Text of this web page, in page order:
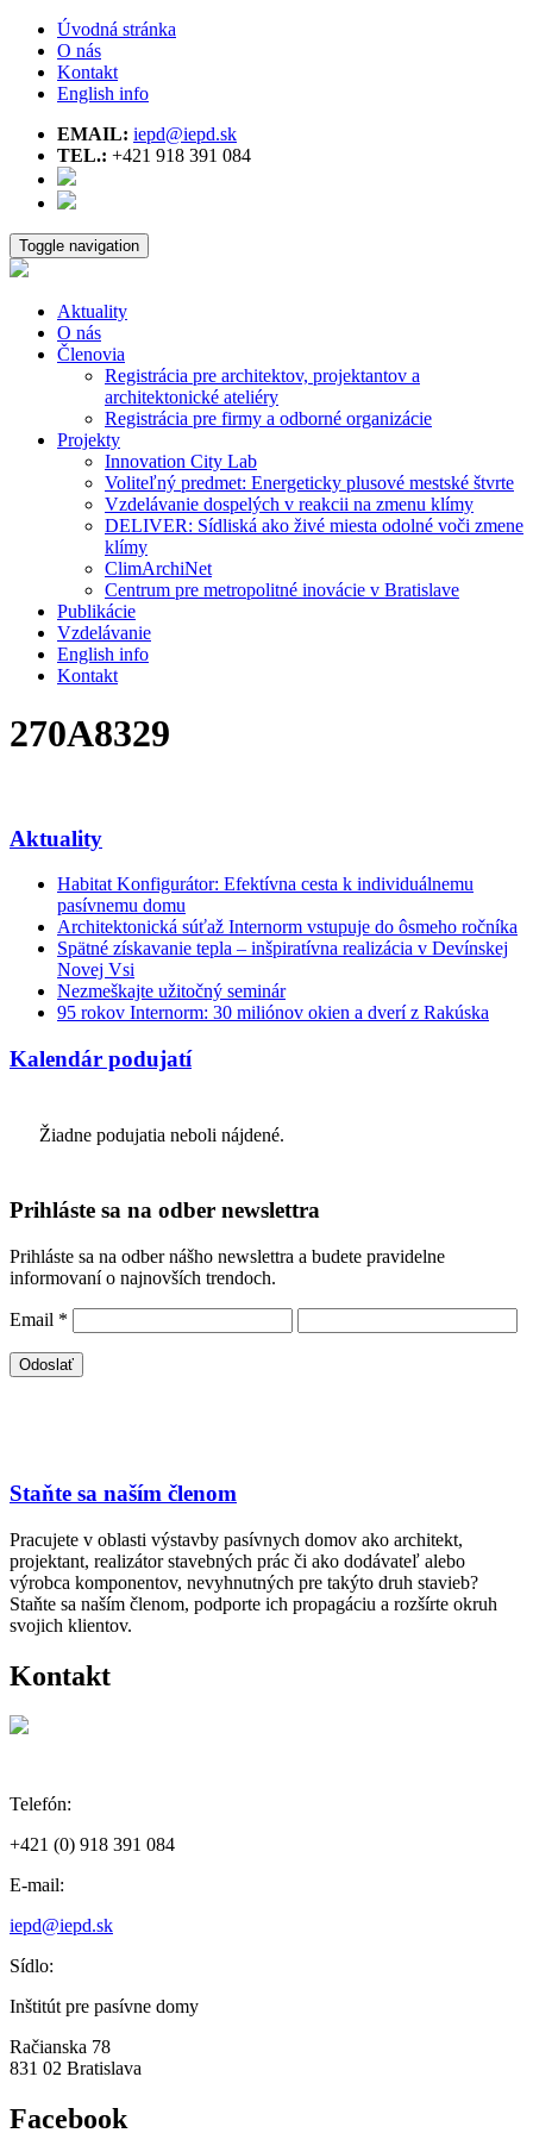
Úvodná stránka
O nás
Kontakt
English info
EMAIL: iepd@iepd.sk
TEL.: +421 918 391 084
Toggle navigation
Aktuality
O nás
Členovia
Registrácia pre architektov, projektantov a
architektonické ateliéry
Registrácia pre firmy a odborné organizácie
Projekty
Innovation City Lab
Voliteľný predmet: Energeticky plusové mestské štvrte
Vzdelávanie dospelých v reakcii na zmenu klímy
DELIVER: Sídliská ako živé miesta odolné voči zmene
klímy
ClimArchiNet
Centrum pre metropolitné inovácie v Bratislave
Publikácie
Vzdelávanie
English info
Kontakt
270A8329
Aktuality
Habitat Konfigurátor: Efektívna cesta k individuálnemu
pasívnemu domu
Architektonická súťaž Internorm vstupuje do ôsmeho ročníka
Spätné získavanie tepla – inšpiratívna realizácia v Devínskej
Novej Vsi
Nezmeškajte užitočný seminár
95 rokov Internorm: 30 miliónov okien a dverí z Rakúska
Kalendár podujatí
Žiadne podujatia neboli nájdené.
Prihláste sa na odber newslettra
Prihláste sa na odber nášho newslettra a budete pravidelne
informovaní o najnovších trendoch.
Email *
Staňte sa naším členom
Pracujete v oblasti výstavby pasívnych domov ako architekt,
projektant, realizátor stavebných prác či ako dodávateľ alebo
výrobca komponentov, nevyhnutných pre takýto druh stavieb?
Staňte sa naším členom, podporte ich propagáciu a rozšírte okruh
svojich klientov.
Kontakt
Telefón:
+421 (0) 918 391 084
E-mail:
iepd@iepd.sk
Sídlo:
Inštitút pre pasívne domy
Račianska 78
831 02 Bratislava
Facebook